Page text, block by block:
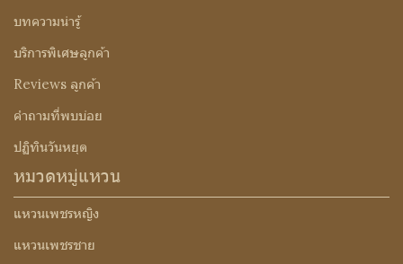
บทความน่ารู้
บริการพิเศษลูกค้า
Reviews ลูกค้า
คำถามที่พบบ่อย
ปฏิทินวันหยุด
หมวดหมู่แหวน
แหวนเพชรหญิง
แหวนเพชรชาย